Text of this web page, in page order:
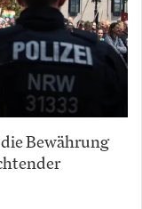
Bewährung